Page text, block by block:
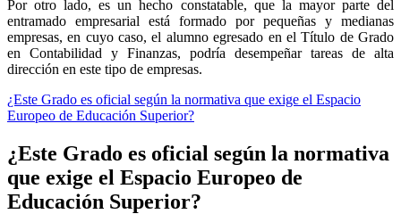
Por otro lado, es un hecho constatable, que la mayor parte del
entramado empresarial está formado por pequeñas y medianas
empresas, en cuyo caso, el alumno egresado en el Título de Grado
en Contabilidad y Finanzas, podría desempeñar tareas de alta
dirección en este tipo de empresas.
¿Este Grado es oficial según la normativa que exige el Espacio
Europeo de Educación Superior?
¿Este Grado es oficial según la normativa
que exige el Espacio Europeo de
Educación Superior?